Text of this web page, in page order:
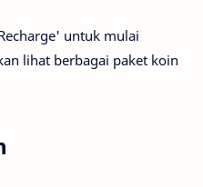
untuk mulai
lihat berbagai paket koin